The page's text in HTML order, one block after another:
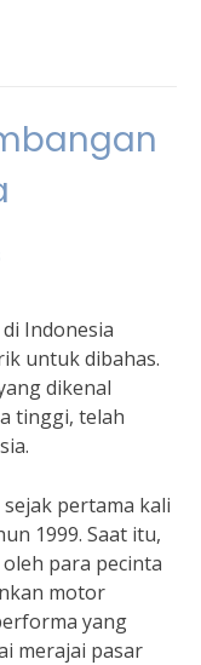
Indonesia
untuk dibahas.
dikenal
tinggi, telah
pertama kali
1999. Saat itu,
para pecinta
motor
yang
merajai pasar